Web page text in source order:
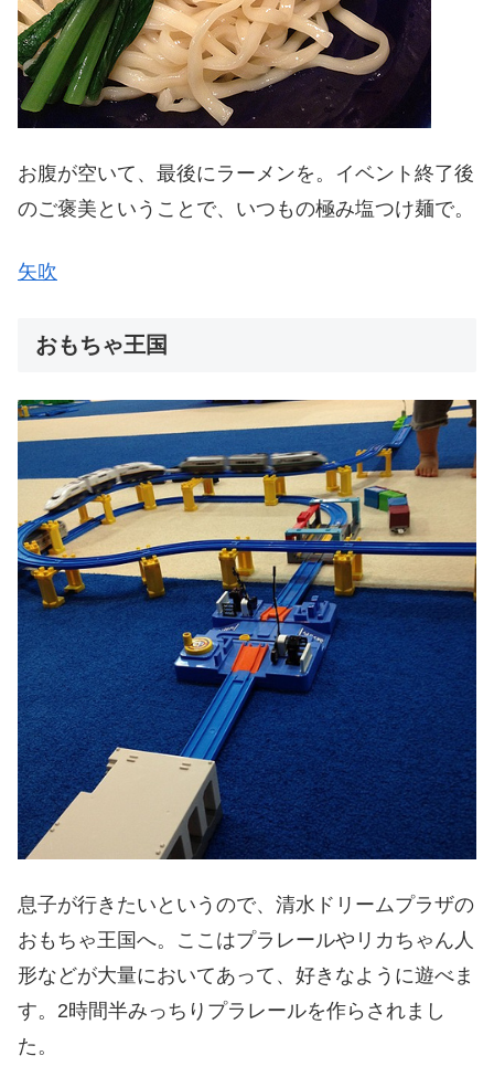
お腹が空いて、最後にラーメンを。イベント終了後
のご褒美ということで、いつもの極み塩つけ麺で。
矢吹
おもちゃ王国
息子が行きたいというので、清水ドリームプラザの
おもちゃ王国へ。ここはプラレールやリカちゃん人
形などが大量においてあって、好きなように遊べま
す。2時間半みっちりプラレールを作らされまし
た。